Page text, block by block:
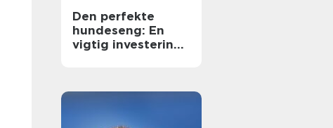
Den perfekte
hundeseng: En
vigtig investering